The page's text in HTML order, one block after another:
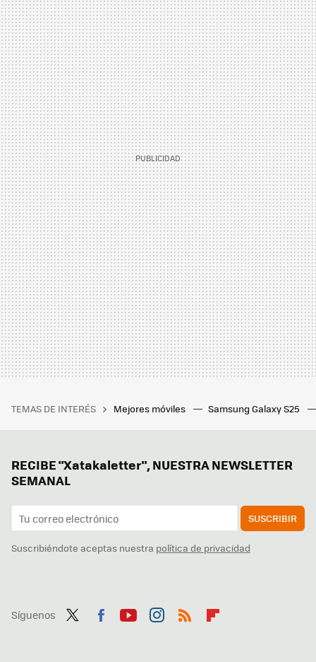
TEMAS DE INTERÉS Mejores móviles Samsung Galaxy S25
RECIBE "Xatakaletter", NUESTRA NEWSLETTER
SEMANAL
SUSCRIBIR
Suscribiéndote aceptas nuestra política de privacidad
Síguenos